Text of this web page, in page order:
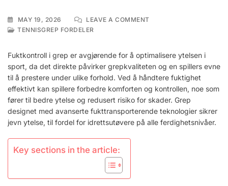
MAY 19, 2026 LEAVE A COMMENTON
INNVIRKNING
PÅ
YTELSE,
SPILLEROPPLEVELSE,
FERDIGHETSNIVÅ
TENNISGREP FORDELER
Fuktkontroll i grep er avgjørende for å optimalisere ytelsen i
sport, da det direkte påvirker grepkvaliteten og en spillers evne
til å prestere under ulike forhold. Ved å håndtere fuktighet
effektivt kan spillere forbedre komforten og kontrollen, noe som
fører til bedre ytelse og redusert risiko for skader. Grep
designet med avanserte fukttransporterende teknologier sikrer
jevn ytelse, til fordel for idrettsutøvere på alle ferdighetsnivåer.
Key sections in the article: